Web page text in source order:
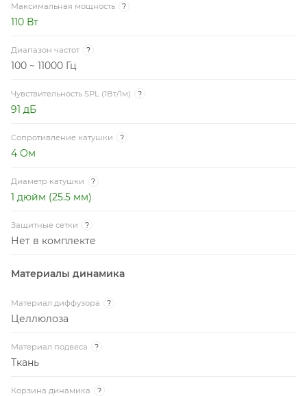
Максимальная мощность ?
110 Вт
Диапазон частот ?
100 ~ 11000 Гц
Чувствительность SPL (1Вт/1м) ?
91 дБ
Сопротивление катушки ?
4 Ом
Диаметр катушки ?
1 дюйм (25.5 мм)
Защитные сетки ?
Нет в комплекте
Материалы динамика
Материал диффузора ?
Целлюлоза
Материал подвеса ?
Ткань
Корзина динамика ?